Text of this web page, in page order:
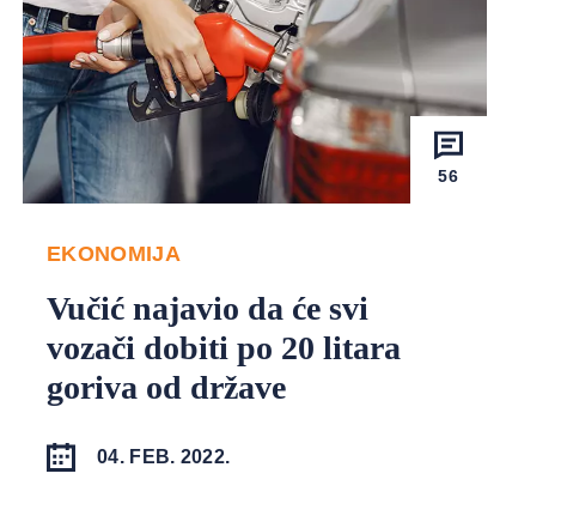
56
EKONOMIJA
Vučić najavio da će svi
vozači dobiti po 20 litara
goriva od države
04. FEB. 2022.